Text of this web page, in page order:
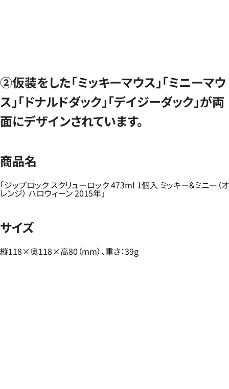
②仮装をした「ミッキーマウス」「ミニーマウ
ス」「ドナルドダック」「デイジーダック」が両
面にデザインされています。
商品名
「ジップロック スクリューロック 473ml 1個入 ミッキー&ミニー（オ
レンジ） ハロウィーン 2015年」
サイズ
縦118×奥118×高80（mm）、重さ：39g